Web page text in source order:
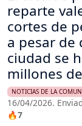
reparte
cortes de
a pesar de
ciudad se
millones
NOTICIAS DE LA
16/04/2026.
🔥7